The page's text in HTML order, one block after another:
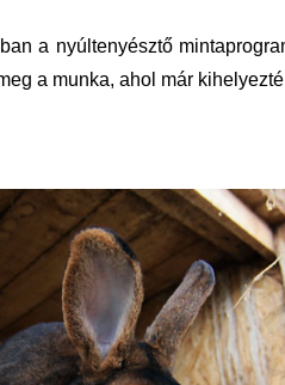
a nyúltenyésztő
a munka, ahol már